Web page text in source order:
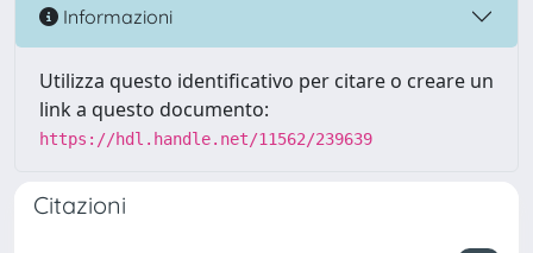
Informazioni
Utilizza questo identificativo per citare o creare un
link a questo documento:
https://hdl.handle.net/11562/239639
Citazioni